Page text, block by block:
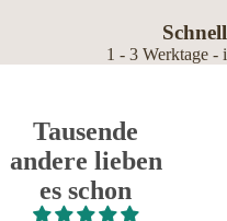
1 - 3 Werktage -
Tausende
andere lieben
es schon
Super!
Super!